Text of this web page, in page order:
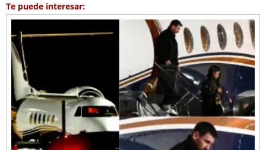
Te puede interesar: